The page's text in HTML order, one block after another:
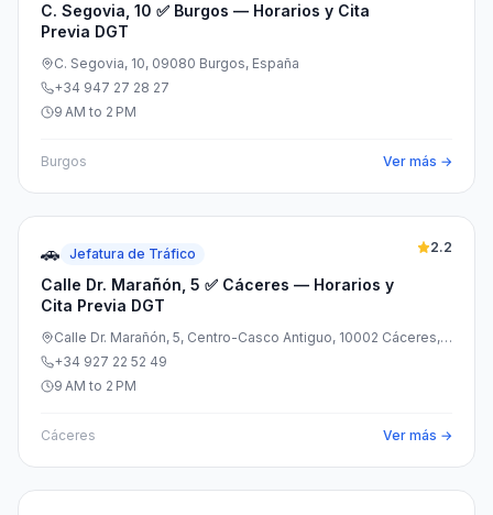
C. Segovia, 10 ✅ Burgos — Horarios y Cita
Previa DGT
C. Segovia, 10, 09080 Burgos, España
+34 947 27 28 27
9 AM to 2 PM
Burgos Ver más →
🚗 Jefatura de Tráfico
Calle Dr. Marañón, 5 ✅ Cáceres — Horarios y
Cita Previa DGT
2.2
Calle Dr. Marañón, 5, Centro-Casco Antiguo, 10002 Cáceres,
España
+34 927 22 52 49
9 AM to 2 PM
Cáceres Ver más →